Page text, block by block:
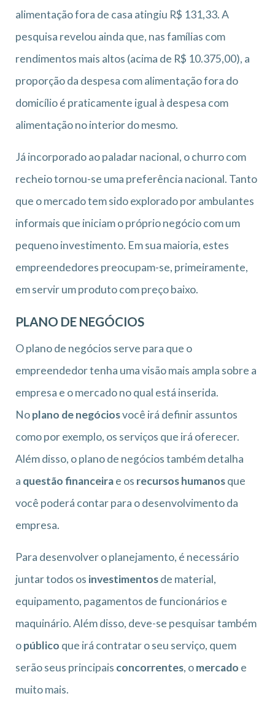
alimentação fora de casa atingiu R$ 131,33. A
pesquisa revelou ainda que, nas famílias com
rendimentos mais altos (acima de R$ 10.375,00), a
proporção da despesa com alimentação fora do
domicílio é praticamente igual à despesa com
alimentação no interior do mesmo.
Já incorporado ao paladar nacional, o churro com
recheio tornou-se uma preferência nacional. Tanto
que o mercado tem sido explorado por ambulantes
informais que iniciam o próprio negócio com um
pequeno investimento. Em sua maioria, estes
empreendedores preocupam-se, primeiramente,
em servir um produto com preço baixo.
PLANO DE NEGÓCIOS
O plano de negócios serve para que o
empreendedor tenha uma visão mais ampla sobre a
empresa e o mercado no qual está inserida.
Noplano de negóciosvocê irá definir assuntos
como por exemplo, os serviços que irá oferecer.
Além disso, o plano de negócios também detalha
a questão financeirae os recursos humanosque
você poderá contar para o desenvolvimento da
empresa.
Para desenvolver o planejamento, é necessário
juntar todos os investimentosde material,
equipamento, pagamentos de funcionários e
maquinário. Além disso, deve-se pesquisar também
opúblico que irá contratar o seu serviço, quem
serão seus principais concorrentes, omercado e
muito mais.